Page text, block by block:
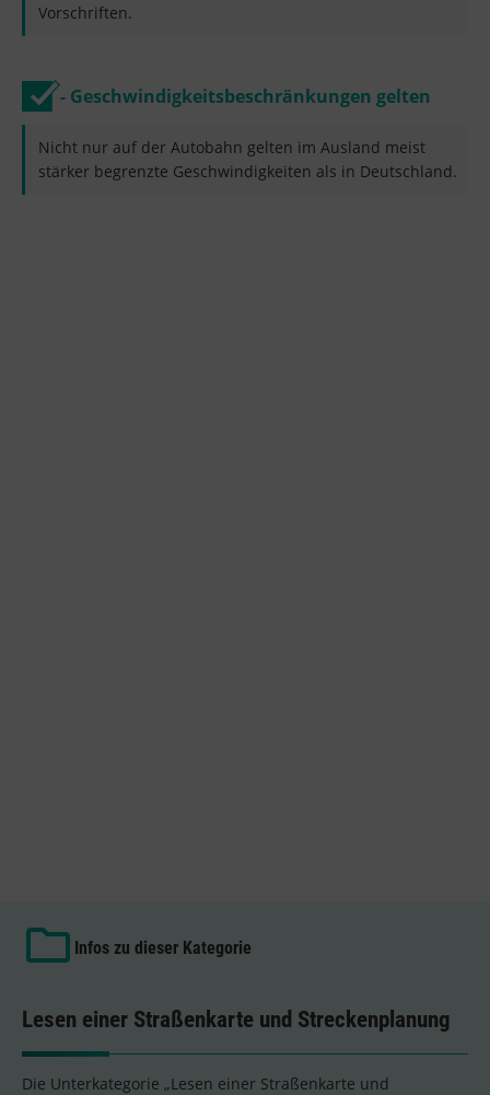
Vorschriften.
- Geschwindigkeitsbeschränkungen gelten
Nicht nur auf der Autobahn gelten im Ausland meist
stärker begrenzte Geschwindigkeiten als in Deutschland.
Infos zu dieser Kategorie
Lesen einer Straßenkarte und Streckenplanung
Die Unterkategorie „Lesen einer Straßenkarte und